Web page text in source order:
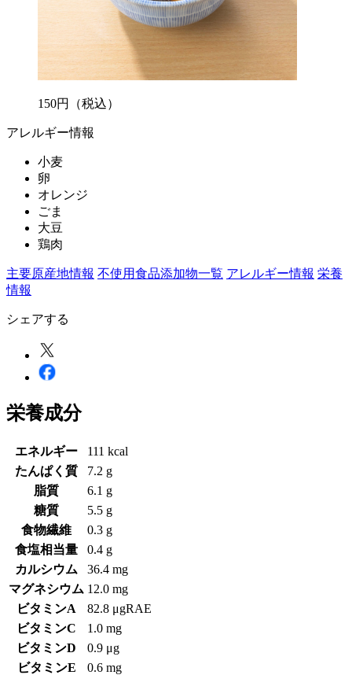
150円 （税込）
アレルギー情報
小麦
卵
オレンジ
ごま
大豆
鶏肉
主要原産地情報 不使用食品添加物一覧 アレルギー情報 栄養
情報
シェアする
栄養成分
エネルギー
111 kcal
たんぱく質
7.2 g
脂質
6.1 g
糖質
5.5 g
食物繊維
0.3 g
食塩相当量
0.4 g
カルシウム
36.4 mg
マグネシウム 12.0 mg
ビタミンA
82.8 μgRAE
ビタミンC
1.0 mg
ビタミンD
0.9 μg
ビタミンE
0.6 mg